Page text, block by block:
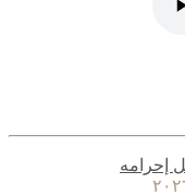
إحرامه